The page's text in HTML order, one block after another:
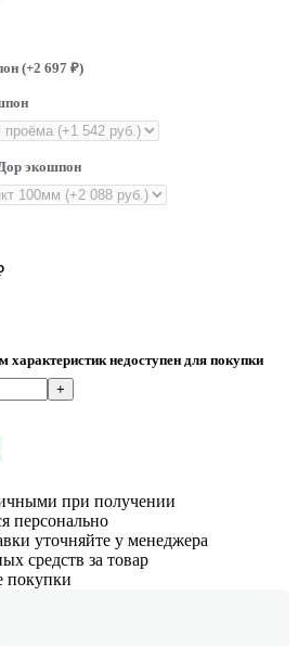
(+2 697 ₽)
экошпон
недоступен для покупки
при получении
персонально
уточняйте у менеджера
средств за товар
покупки